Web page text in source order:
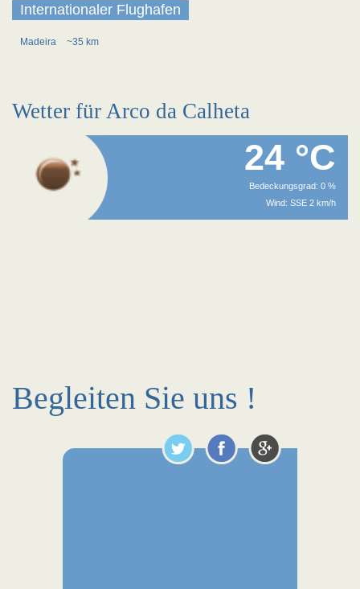
Internationaler Flughafen
Madeira ~35 km
Wetter für Arco da Calheta
24 °C
Bedeckungsgrad: 0 %
Wind: SSE 2 km/h
Begleiten Sie uns !